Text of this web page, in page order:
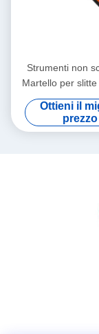
Strumenti non
Martello per
con maniglia in
non
stampatura,
Ottieni il
prezzo